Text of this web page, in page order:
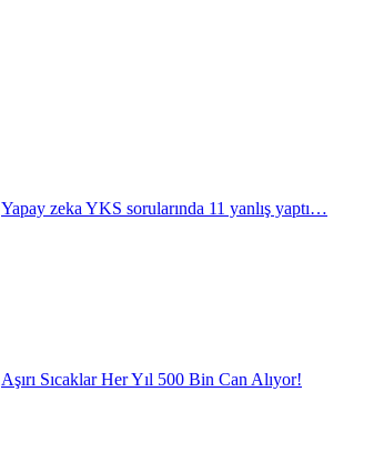
Yapay zeka YKS sorularında 11 yanlış yaptı…
Aşırı Sıcaklar Her Yıl 500 Bin Can Alıyor!